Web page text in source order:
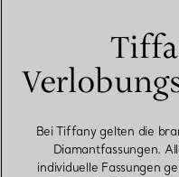
Bei Tiffany gelten die
Diamantfassungen.
individuelle Fassungen